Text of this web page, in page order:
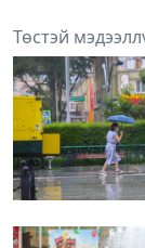
Төстэй